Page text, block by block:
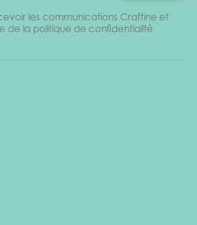
les communications Craftine et
de la politique de confidentialité